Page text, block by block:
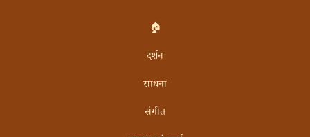
🏠
दर्शन
साधना
संगीत